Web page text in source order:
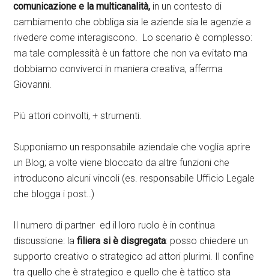
comunicazione e la multicanalità, in un contesto di
cambiamento che obbliga sia le aziende sia le agenzie a
rivedere come interagiscono. Lo scenario è complesso:
ma tale complessità è un fattore che non va evitato ma
dobbiamo conviverci in maniera creativa, afferma
Giovanni.
Più attori coinvolti, + strumenti.
Supponiamo un responsabile aziendale che voglia aprire
un Blog; a volte viene bloccato da altre funzioni che
introducono alcuni vincoli (es. responsabile Ufficio Legale
che blogga i post..)
Il numero di partner ed il loro ruolo è in continua
discussione: la filiera si è disgregata: posso chiedere un
supporto creativo o strategico ad attori plurimi. Il confine
tra quello che è strategico e quello che è tattico sta